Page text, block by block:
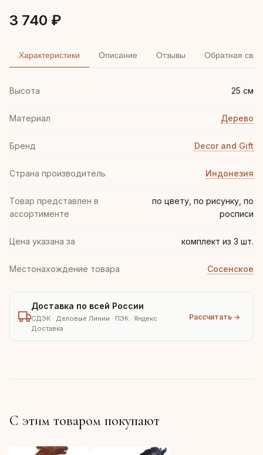
3 740 ₽
Характеристики Описание Отзывы Обратная
Высота 25 см
Материал Дерево
Бренд Decor and Gift
Страна производитель Индонезия
Товар представлен в
ассортименте
по цвету, по рисунку, по
росписи
Цена указана за комплект из 3 шт.
Местонахождение товара Сосенское
Доставка по всей России
СДЭК · Деловые Линии · ПЭК · Яндекс
Доставка
Рассчитать →
С этим товаром покупают